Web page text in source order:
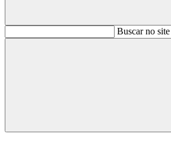
BuscarBuscar no site
Buscar